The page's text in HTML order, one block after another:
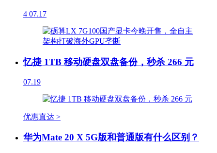
4 07.17
忆捷 1TB 移动硬盘双盘备份，秒杀 266 元
07.19
优惠直达 >
华为Mate 20 X 5G版和普通版有什么区别？